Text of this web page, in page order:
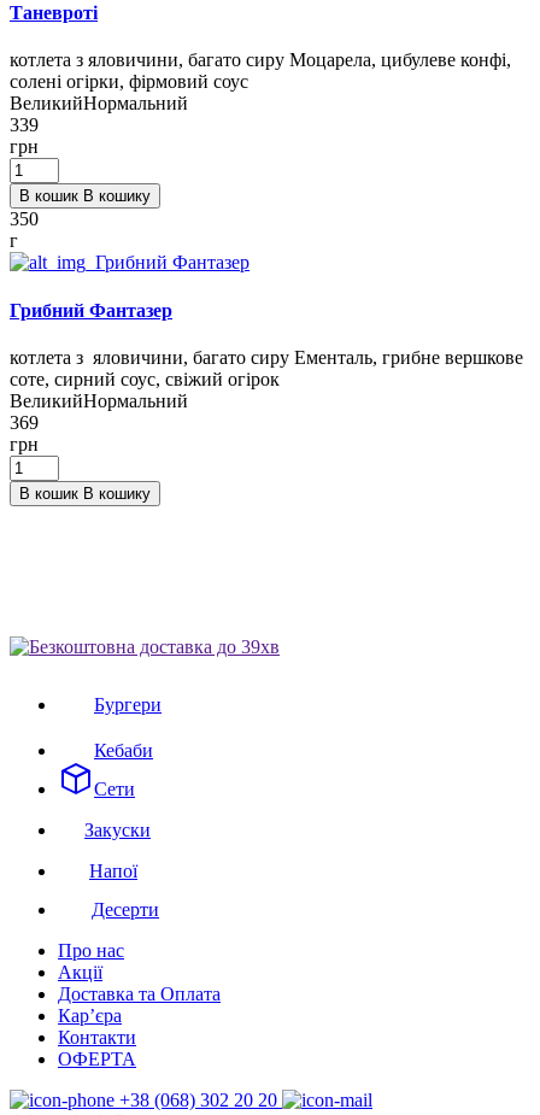
Таневроті
котлета з яловичини, багато сиру Моцарела, цибулеве конфі,
солені огірки, фірмовий соус
ВеликийНормальний
339
грн
В кошик В кошику
350
г
Грибний Фантазер
котлета з яловичини, багато сиру Ементаль, грибне вершкове
соте, сирний соус, свіжий огірок
ВеликийНормальний
369
грн
В кошик В кошику
Бургери
Кебаби
Сети
Закуски
Напої
Десерти
Про нас
Акції
Доставка та Оплата
Кар’єра
Контакти
ОФЕРТА
+38 (068) 302 20 20